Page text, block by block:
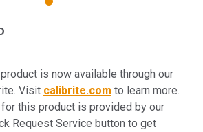
1
is now available through our
Visit calibrite.com to learn more.
for this product is provided by our
Request Service button to get